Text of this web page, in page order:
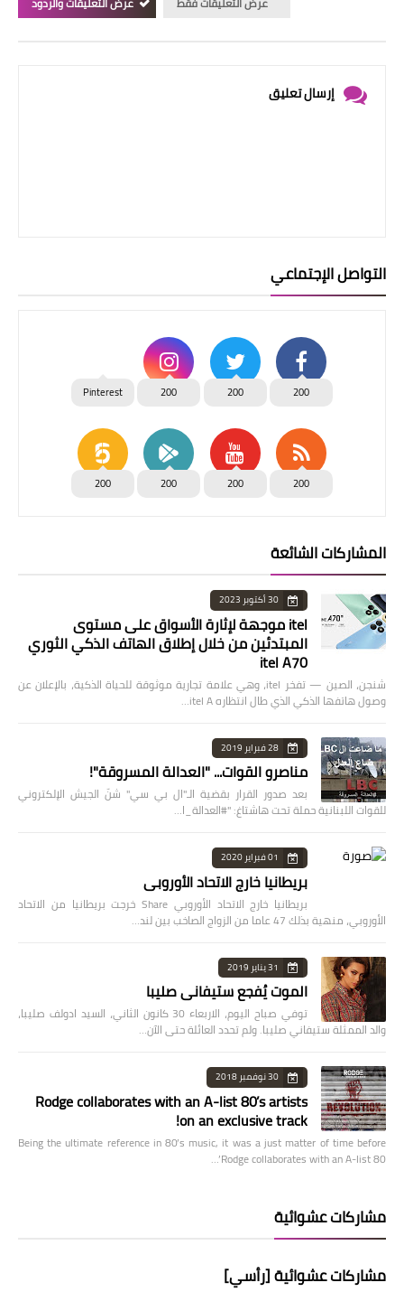
إرسال تعليق
التواصل الإجتماعي
200
200
200
Pinterest
200
200
200
200
المشاركات الشائعة
30 أكتوبر 2023
itel موجهة لإثارة الأسواق على مستوى
المبتدئين من خلال إطلاق الهاتف الذكي الثوري
itel A70
شنجن، الصين — تفخر itel، وهي علامة تجارية موثوقة للحياة الذكية، بالإعلان عن
وصول هاتفها الذكي الذي طال انتظاره itel A…
28 فبراير 2019
مناصرو القوات... "العدالة المسروقة"!
بعد صدور القرار بقضية الـ"ال بي سي" شنّ الجيش الإلكتروني
للقوات اللبنانية حملة تحت هاشتاغ: "#العدالة_ا…
01 فبراير 2020
بريطانيا خارج الاتحاد الأوروبي
بريطانيا خارج الاتحاد الأوروبي Share خرجت بريطانيا من الاتحاد
الأوروبي، منهية بذلك 47 عاما من الزواج الصاخب بين لند…
31 يناير 2019
الموت يُفجع ستيفاني صليبا
توفي صباح اليوم، الاربعاء 30 كانون الثاني، السيد ادولف صليبا،
والد الممثلة ستيفاني صليبا. ولم تحدد العائلة حتى الآن…
30 نوفمبر 2018
Rodge collaborates with an A-list 80’s artists
on an exclusive track!
Being the ultimate reference in 80’s music, it was a just matter of time before
Rodge collaborates with an A-list 80’…
مشاركات عشوائية
مشاركات عشوائية [رأسي]